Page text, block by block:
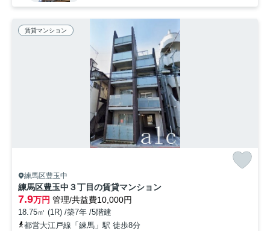
賃貸マンション
練馬区豊玉中
練馬区豊玉中３丁目の賃貸マンション
7.9万円 管理/共益費10,000円
18.75㎡ (1R) /築7年 /5階建
都営大江戸線「練馬」駅 徒歩8分